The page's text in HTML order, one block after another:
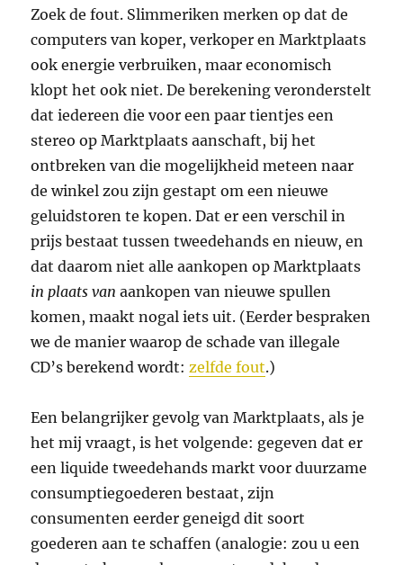
Zoek de fout. Slimmeriken merken op dat de
computers van koper, verkoper en Marktplaats
ook energie verbruiken, maar economisch
klopt het ook niet. De berekening veronderstelt
dat iedereen die voor een paar tientjes een
stereo op Marktplaats aanschaft, bij het
ontbreken van die mogelijkheid meteen naar
de winkel zou zijn gestapt om een nieuwe
geluidstoren te kopen. Dat er een verschil in
prijs bestaat tussen tweedehands en nieuw, en
dat daarom niet alle aankopen op Marktplaats
in plaats van aankopen van nieuwe spullen
komen, maakt nogal iets uit. (Eerder bespraken
we de manier waarop de schade van illegale
CD’s berekend wordt:zelfde fout.)
Een belangrijker gevolg van Marktplaats, als je
het mij vraagt, is het volgende: gegeven dat er
een liquide tweedehands markt voor duurzame
consumptiegoederen bestaat, zijn
consumenten eerder geneigd dit soort
goederen aan te schaffen (analogie: zou u een